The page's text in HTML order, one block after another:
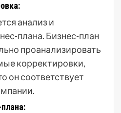
анализ и
плана. Бизнес-план
проанализировать
корректировки,
он соответствует